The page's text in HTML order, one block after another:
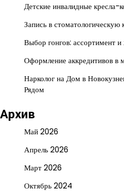
Детские инвалидные
Запись в стоматологическую
Выбор гонгов: ассортимент и
Оформление аккредитивов в
Нарколог на Дом в
Рядом
Архив
Май 2026
Апрель 2026
Март 2026
Октябрь 2024